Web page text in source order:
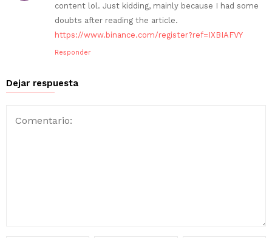
content lol. Just kidding, mainly because I had some
doubts after reading the article.
https://www.binance.com/register?ref=IXBIAFVY
Responder
Dejar respuesta